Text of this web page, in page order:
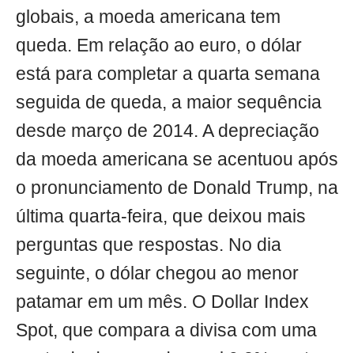
globais, a moeda americana tem
queda. Em relação ao euro, o dólar
está para completar a quarta semana
seguida de queda, a maior sequência
desde março de 2014. A depreciação
da moeda americana se acentuou após
o pronunciamento de Donald Trump, na
última quarta-feira, que deixou mais
perguntas que respostas. No dia
seguinte, o dólar chegou ao menor
patamar em um mês. O Dollar Index
Spot, que compara a divisa com uma